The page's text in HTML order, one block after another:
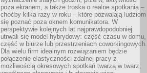
poza ekranem, a także troska o realne spotkania –
choćby kilka razy w roku – które pozwalają ludziom
się poznać poza oknem komunikatora. W
perspektywie kolejnych lat najprawdopodobniej
utrwali się model hybrydowy: część czasu w domu,
część w biurze lub przestrzeniach coworkingowych.
Dla wielu firm idealnym rozwiązaniem będzie
połączenie elastyczności zdalnej pracy z
możliwością okresowych spotkań twarzą w twarz,